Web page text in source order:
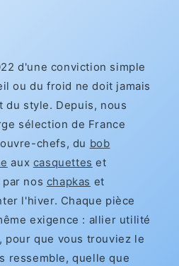
d'une conviction simple
ou du froid ne doit jamais
du style. Depuis, nous
sélection de France
chefs, du bob
aux casquettes et
nos chapkas et
l'hiver. Chaque pièce
exigence : allier utilité
pour que vous trouviez le
ressemble, quelle que